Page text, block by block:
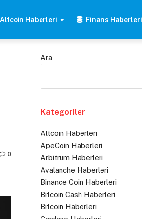
Altcoin Haberleri Finans Haberleri
0
Ara
Kategoriler
Altcoin Haberleri
ApeCoin Haberleri
Arbitrum Haberleri
Avalanche Haberleri
Binance Coin Haberleri
Bitcoin Cash Haberleri
Bitcoin Haberleri